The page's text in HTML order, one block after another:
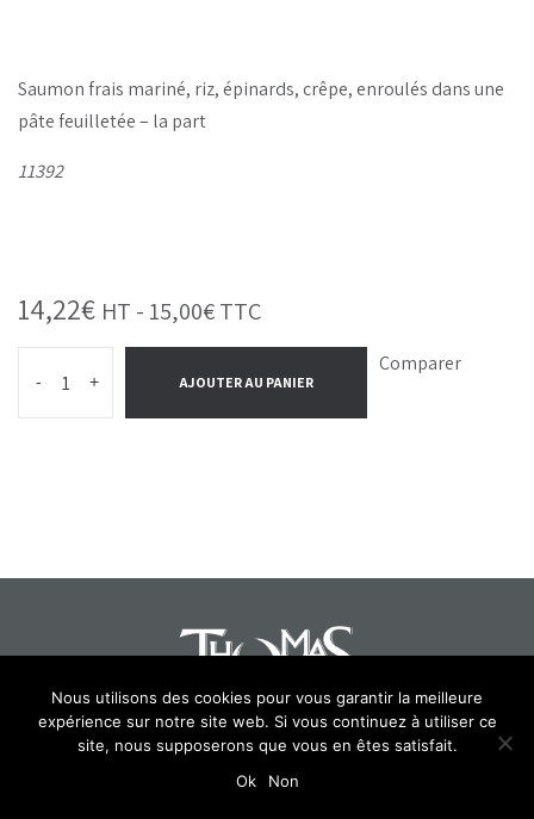
Saumon frais mariné, riz, épinards, crêpe, enroulés dans une
pâte feuilletée – la part
11392
14,22€ HT - 15,00€TTC
- + AJOUTER AU PANIER
Comparer
Select at least 2 products
Nous utilisons des cookies pour vous garantir la meilleure
expérience sur notre site web. Si vous continuez à utiliser ce
site, nous supposerons que vous en êtes satisfait.
Ok
Non